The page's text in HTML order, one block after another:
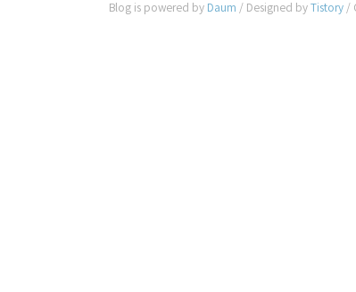
Blog is powered by Daum / Designed by Tistory/